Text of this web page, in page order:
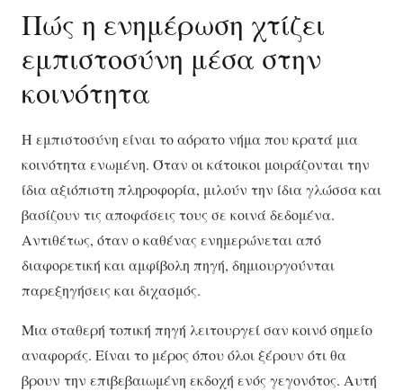
Πώς η ενημέρωση χτίζει
εμπιστοσύνη μέσα στην
κοινότητα
Η εμπιστοσύνη είναι το αόρατο νήμα που κρατά μια
κοινότητα ενωμένη. Όταν οι κάτοικοι μοιράζονται την
ίδια αξιόπιστη πληροφορία, μιλούν την ίδια γλώσσα και
βασίζουν τις αποφάσεις τους σε κοινά δεδομένα.
Αντιθέτως, όταν ο καθένας ενημερώνεται από
διαφορετική και αμφίβολη πηγή, δημιουργούνται
παρεξηγήσεις και διχασμός.
Μια σταθερή τοπική πηγή λειτουργεί σαν κοινό σημείο
αναφοράς. Είναι το μέρος όπου όλοι ξέρουν ότι θα
βρουν την επιβεβαιωμένη εκδοχή ενός γεγονότος. Αυτή